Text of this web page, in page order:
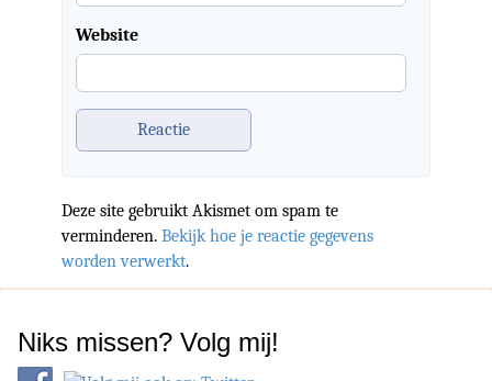
Website
Deze site gebruikt Akismet om spam te
verminderen. Bekijk hoe je reactie gegevens
worden verwerkt.
Niks missen? Volg mij!